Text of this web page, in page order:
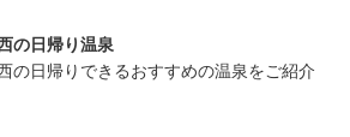
の日帰り温泉
の日帰りできるおすすめの温泉をご紹介